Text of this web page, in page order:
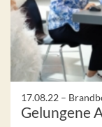
17.08.22 –
Gelungene